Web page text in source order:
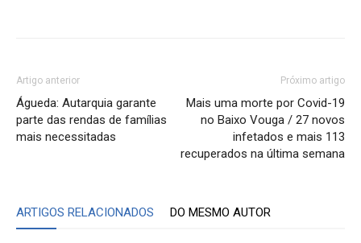
Artigo anterior
Águeda: Autarquia garante
parte das rendas de famílias
mais necessitadas
Próximo artigo
Mais uma morte por Covid-19
no Baixo Vouga / 27 novos
infetados e mais 113
recuperados na última semana
ARTIGOS RELACIONADOS DO MESMO AUTOR